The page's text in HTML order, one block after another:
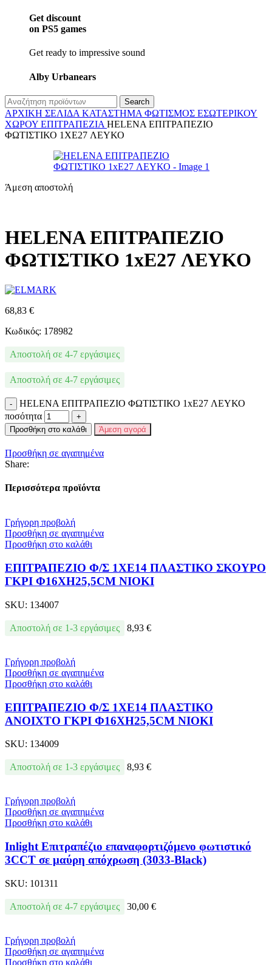
Get discount
on PS5 games
Get ready to impressive sound
Alby Urbanears
Search
ΑΡΧΙΚΉ ΣΕΛΊΔΑ ΚΑΤΆΣΤΗΜΑ ΦΩΤΙΣΜΌΣ ΕΣΩΤΕΡΙΚΟΎ
ΧΏΡΟΥ ΕΠΙΤΡΑΠΈΖΙΑ HELENA ΕΠΙΤΡΑΠΕΖΙΟ
ΦΩΤΙΣΤΙΚΟ 1XE27 ΛΕΥΚΟ
Άμεση αποστολή
HELENA ΕΠΙΤΡΑΠΕΖΙΟ
ΦΩΤΙΣΤΙΚΟ 1xE27 ΛΕΥΚΟ
68,83 €
Κωδικός: 178982
Αποστολή σε 4-7 εργάσιμες
Αποστολή σε 4-7 εργάσιμες
HELENA ΕΠΙΤΡΑΠΕΖΙΟ ΦΩΤΙΣΤΙΚΟ 1xE27 ΛΕΥΚΟ
ποσότητα
Προσθήκη στο καλάθι Άμεση αγορά
Προσθήκη σε αγαπημένα
Share:
Περισσότερα προϊόντα
Γρήγορη προβολή
Προσθήκη σε αγαπημένα
Προσθήκη στο καλάθι
ΕΠΙΤΡΑΠΕΖΙΟ Φ/Σ 1ΧΕ14 ΠΛΑΣΤΙΚΟ ΣΚΟΥΡΟ
ΓΚΡΙ Φ16XH25,5CM NIOKI
SKU: 134007
Αποστολή σε 1-3 εργάσιμες 8,93 €
Γρήγορη προβολή
Προσθήκη σε αγαπημένα
Προσθήκη στο καλάθι
ΕΠΙΤΡΑΠΕΖΙΟ Φ/Σ 1ΧΕ14 ΠΛΑΣΤΙΚΟ
ΑΝΟΙΧΤΟ ΓΚΡΙ Φ16XH25,5CM NIOKI
SKU: 134009
Αποστολή σε 1-3 εργάσιμες 8,93 €
Γρήγορη προβολή
Προσθήκη σε αγαπημένα
Προσθήκη στο καλάθι
Inlight Επιτραπέζιο επαναφορτιζόμενο φωτιστικό
3CCT σε μαύρη απόχρωση (3033-Black)
SKU: 101311
Αποστολή σε 4-7 εργάσιμες 30,00 €
Γρήγορη προβολή
Προσθήκη σε αγαπημένα
Προσθήκη στο καλάθι